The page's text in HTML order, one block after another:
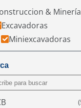
& Minería
Excavadoras
Miniexcavadoras